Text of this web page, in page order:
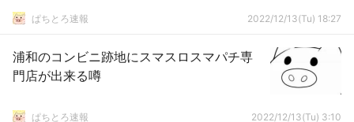
ぱちとろ速報 2022/12/13(Tu) 18:27
浦和のコンビニ跡地にスマスロスマパチ専
門店が出来る噂
ぱちとろ速報 2022/12/13(Tu) 3:10